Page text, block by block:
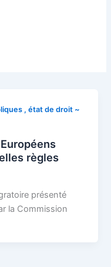
, état de droit ~
règles
présenté
la Commission